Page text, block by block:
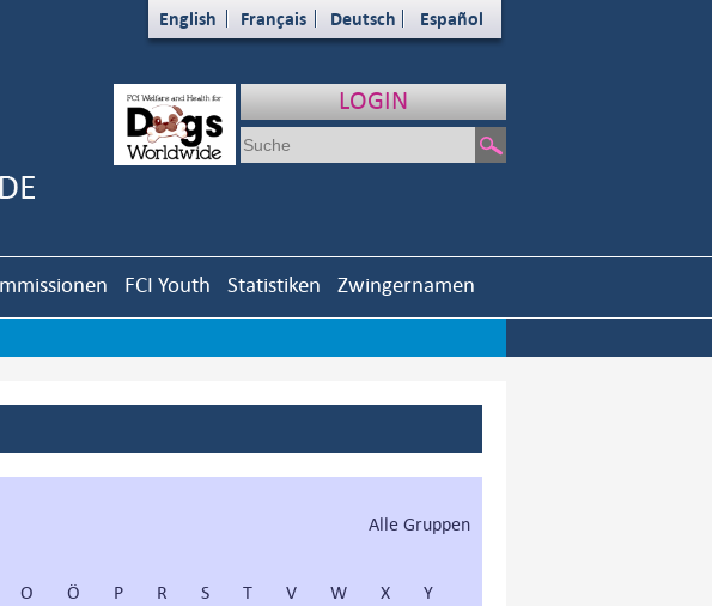
English Français Deutsch Español
LOGIN
FCI Youth Statistiken Zwingernamen
Alle Gruppen
O Ö P R S T V W X
Y